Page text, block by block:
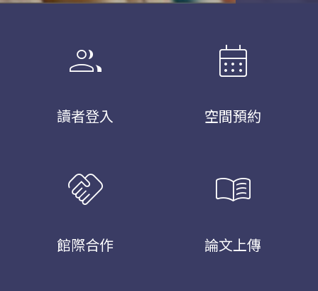
group
讀者登入
calendar_month
空間預約
handshake
館際合作
menu_book
論文上傳